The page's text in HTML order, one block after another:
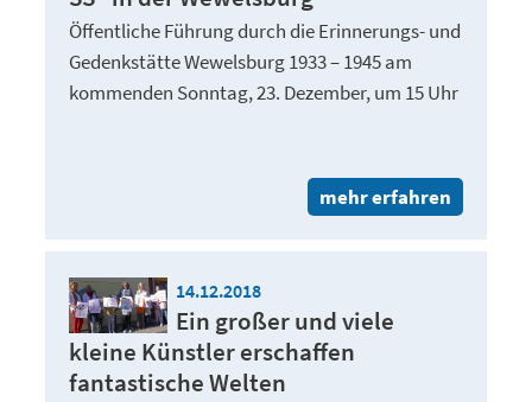
Öffentliche Führung durch die Erinnerungs- und
Gedenkstätte Wewelsburg 1933 – 1945 am
kommenden Sonntag, 23. Dezember, um 15 Uhr
mehr erfahren
14.12.2018
Ein großer und viele
kleine Künstler erschaffen
fantastische Welten